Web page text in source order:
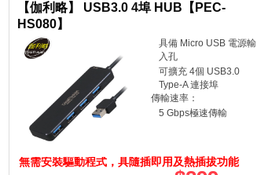
無需安裝驅動程式，具隨插即用及熱插拔功能
【伽利略】 USB3.0 4埠 HUB【PEC-
HS080】
具備 Micro USB 電源輸
入孔
可擴充 4個 USB3.0
Type-A 連接埠
傳輸速率：
5 Gbps極速傳輸